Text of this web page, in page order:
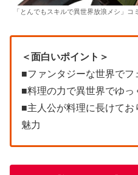
「とんでもスキルで異世界放浪メシ」コ
＜面白いポイント＞
■ファンタジーな世界でフ
■料理の力で異世界でゆっ
■主人公が料理に長けて
魅力